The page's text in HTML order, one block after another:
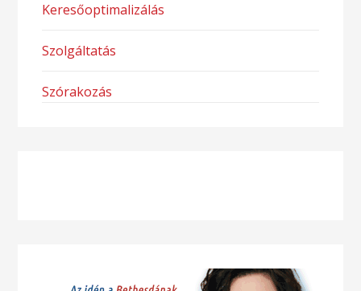
Keresőoptimalizálás
Szolgáltatás
Szórakozás